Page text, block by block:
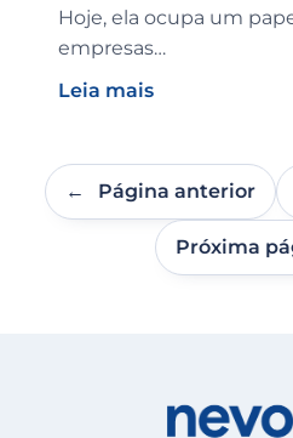
Hoje, ela ocupa um
empresas…
Leia mais
← Página anterior
Próxima